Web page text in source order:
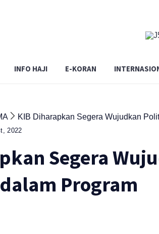
Pers
✔️
INFO HAJI E-KORAN
KIB Diharapkan Segera Wujudkan
2022
Segera
Program